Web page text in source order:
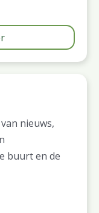
nieuws,
buurt en de